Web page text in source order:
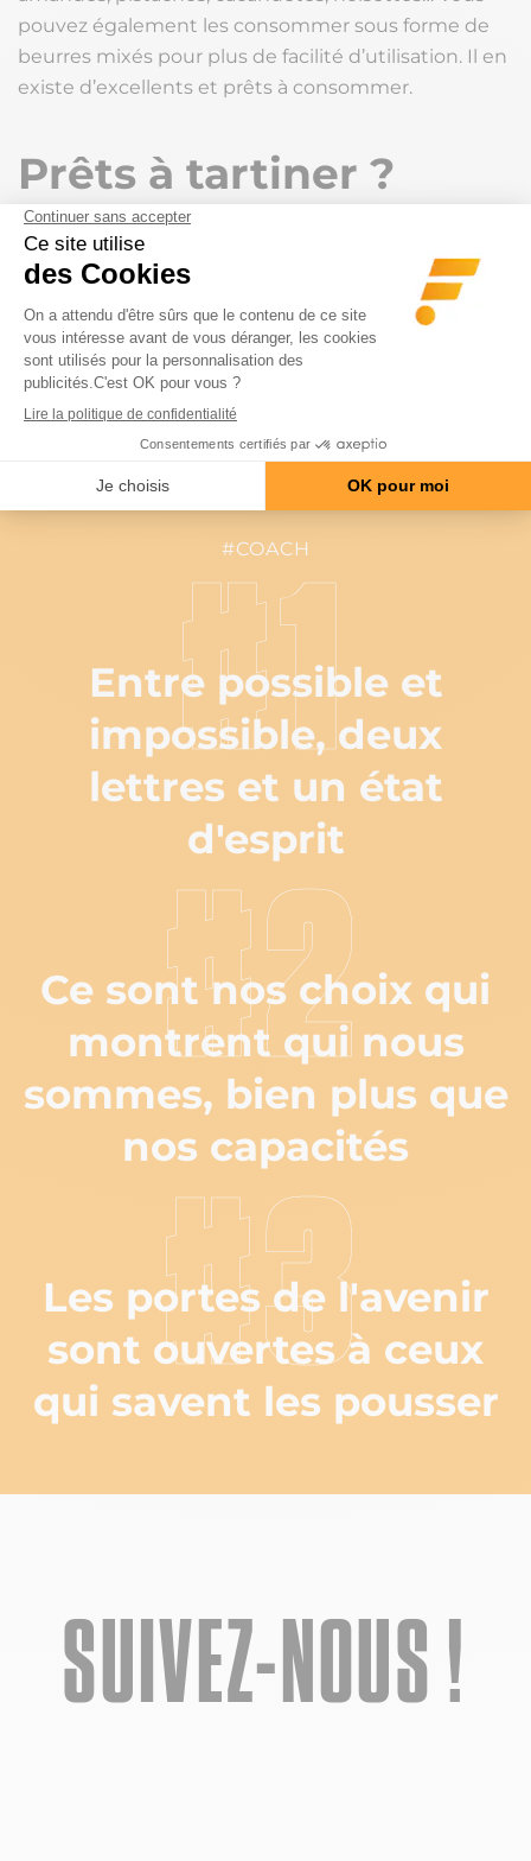
pouvez également les consommer sous forme de
beurres mixés pour plus de facilité d’utilisation. Il en
existe d’excellents et prêts à consommer.
Prêts à tartiner ?
Sources: American Journal Clinical Nutrition, published online July 27, 2016.
Noter l'article
(4 VOTES, MOYENNE: 4/5)
#COACH
#1
Entre possible et
impossible, deux
lettres et un état
d'esprit
#2
Ce sont nos choix qui
montrent qui nous
sommes, bien plus que
nos capacités
#3
Les portes de l'avenir
sont ouvertes à ceux
qui savent les pousser
SUIVEZ-NOUS !